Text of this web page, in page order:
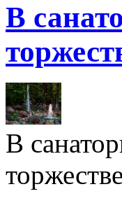
В
В